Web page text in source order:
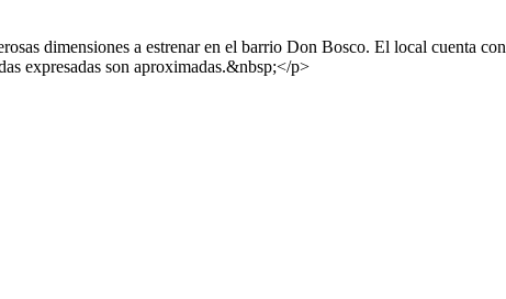
dimensiones a estrenar en el barrio Don Bosco. El local cuenta
expresadas son aproximadas.&nbsp;</p>